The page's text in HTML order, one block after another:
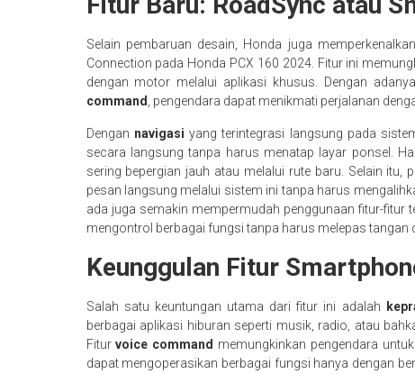
Selain pembaruan desain, Honda juga
Connection pada Honda PCX 160 2024. Fitur ini
dengan motor melalui aplikasi khusus. Dengan
command
, pengendara dapat menikmati perjalanan
Dengan navigasi yang terintegrasi langsung pada
secara langsung tanpa harus menatap layar ponsel.
sering bepergian jauh atau melalui rute baru. Selain itu,
pesan langsung melalui sistem ini tanpa harus
ada juga semakin mempermudah penggunaan fitur-fitur
mengontrol berbagai fungsi tanpa harus melepas tangan
Keunggulan Fitur
Salah satu keuntungan utama dari fitur ini adalah
berbagai aplikasi hiburan seperti musik, radio, atau
Fiturvoice command memungkinkan pengendara
dapat mengoperasikan berbagai fungsi hanya dengan